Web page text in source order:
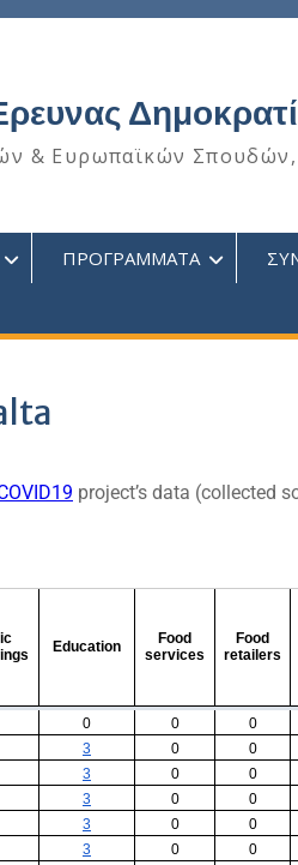
& Ευρωπαϊκών Σπουδών,
ΠΡΟΓΡΑΜΜΑΤΑ
project’s data (collected